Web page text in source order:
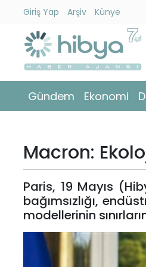
Giriş Yap Arşiv Künye
Gündem Ekonomi
Gündem
Ekonomi
Yaşam
Kültür
Sanat
Macron:
Paris, 19 Mayıs
bağımsızlığı,
modellerinin